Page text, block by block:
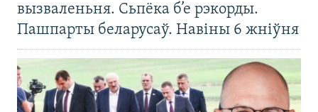
вызваленьня. Сьпёка б’е рэкорды.
Пашпарты беларусаў. Навіны 6 жніўня